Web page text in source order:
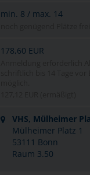
min. 8 / max. 14
178,60 EUR
VHS, Mülheimer
Mülheimer Platz 1
53111 Bonn
Raum 3.50